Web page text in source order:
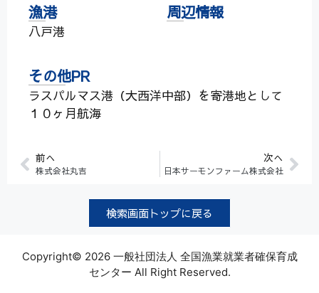
漁港
八戸港
周辺情報
その他PR
ラスパルマス港（大西洋中部）を寄港地として
１０ヶ月航海
前へ
株式会社丸吉
次へ
日本サーモンファーム株式会社
検索画面トップに戻る
Copyright© 2026 一般社団法人 全国漁業就業者確保育成
センター All Right Reserved.